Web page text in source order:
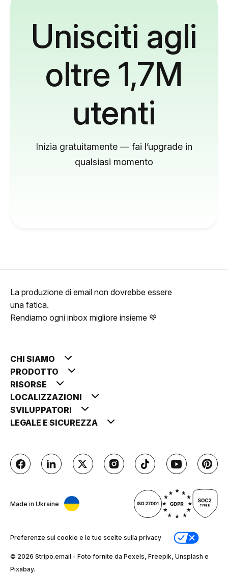
Unisciti agli
oltre 1,7M
utenti
Inizia gratuitamente — fai l’upgrade in
qualsiasi momento
La produzione di email non dovrebbe essere
una fatica.
Rendiamo ogni inbox migliore insieme 💚
CHI SIAMO
PRODOTTO
RISORSE
LOCALIZZAZIONI
SVILUPPATORI
LEGALE E SICUREZZA
Made in Ukraine
Preferenze sui cookie e le tue scelte sulla privacy
© 2026 Stripо.email - Foto fornite da Pexels, Freepik, Unsplash e
Pixabay.